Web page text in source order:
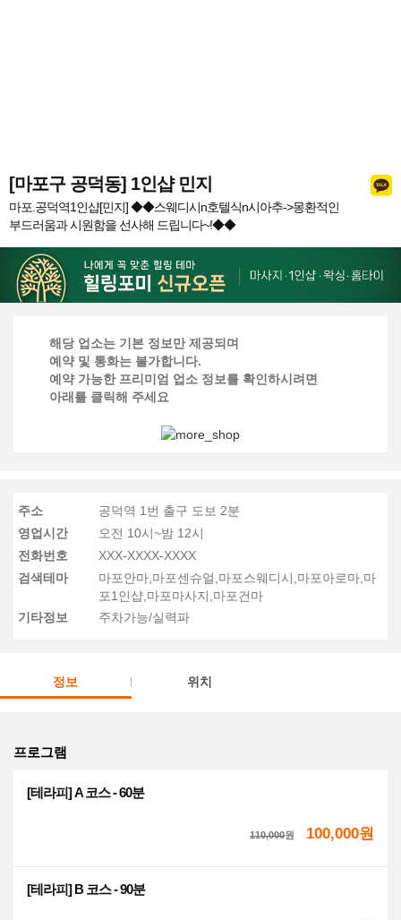
[마포구 공덕동] 1인샵 민지
마포.공덕역1인샵[민지] ◆◆스웨디시n호텔식n시아추->몽환적인
부드러움과 시원함을 선사해 드립니다~!◆◆
해당 업소는 기본 정보만 제공되며
예약 및 통화는 불가합니다.
예약 가능한 프리미엄 업소 정보를 확인하시려면
아래를 클릭해 주세요
주소
공덕역 1번 출구 도보 2분
영업시간
오전 10시~밤 12시
전화번호
XXX-XXXX-XXXX
검색테마
마포안마,마포센슈얼,마포스웨디시,마포아로마,마
포1인샵,마포마사지,마포건마
기타정보
주차가능/실력파
정보 위치
프로그램
[테라피] A 코스 - 60분
110,000원 100,000원
[테라피] B 코스 - 90분